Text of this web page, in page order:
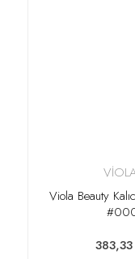
Viola Beauty